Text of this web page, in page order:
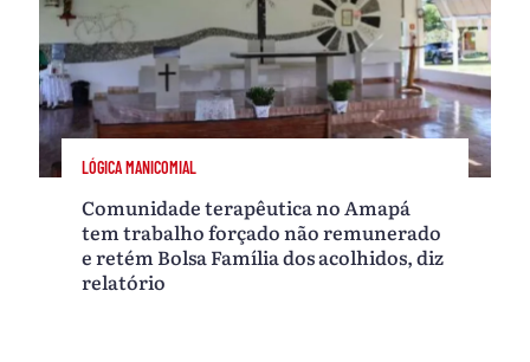
LÓGICA MANICOMIAL
Comunidade terapêutica no Amapá
tem trabalho forçado não remunerado
e retém Bolsa Família dos acolhidos, diz
relatório